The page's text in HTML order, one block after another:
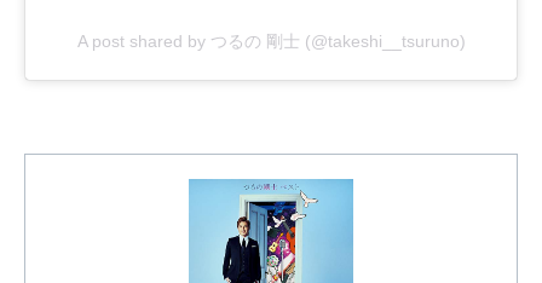
A post shared by つるの 剛士 (@takeshi__tsuruno)